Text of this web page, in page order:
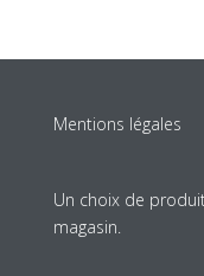
Mentions légales
Un choix de
magasin.